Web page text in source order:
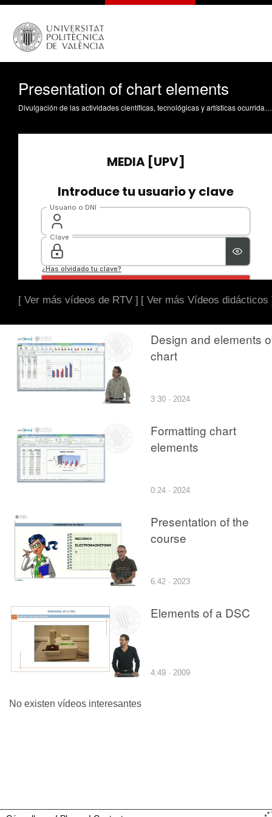
Presentation of chart elements
Divulgación de las actividades científicas, tecnológicas y artísticas ocurridas en los tres campus de la UPV
[ Ver más vídeos de RTV ] [ Ver más Vídeos didácticos
Design and elements
chart
3:30 · 2024
Formatting chart
elements
0:24 · 2024
Presentation of the
course
6:42 · 2023
Elements of a DSC
4:49 · 2009
No existen vídeos interesantes